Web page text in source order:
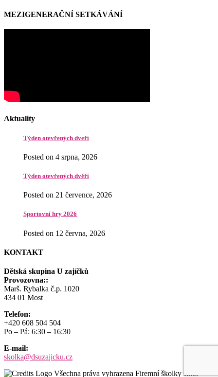
MEZIGENERAČNÍ SETKÁVÁNÍ
Aktuality
Týden otevřených dveří
Posted on 4 srpna, 2026
Týden otevřených dvěří
Posted on 21 července, 2026
Sportovní hry 2026
Posted on 12 června, 2026
KONTAKT
Dětská skupina U zajíčků
Provozovna::
Marš. Rybalka č.p. 1020
434 01 Most
Telefon:
+420 608 504 504
Po – Pá: 6:30 – 16:30
E-mail:
skolka@dsuzajicku.cz
Všechna práva vyhrazena Firemní školky s.r.o.